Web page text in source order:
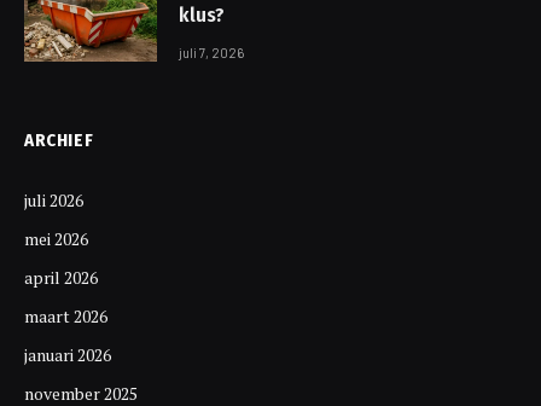
klus?
juli 7, 2026
ARCHIEF
juli 2026
mei 2026
april 2026
maart 2026
januari 2026
november 2025